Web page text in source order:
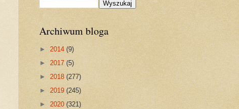
Archiwum bloga
► 2014 (9)
► 2017 (5)
► 2018 (277)
► 2019 (245)
► 2020 (321)